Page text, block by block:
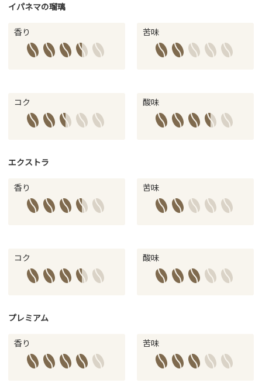
イパネマの瑠璃
香り 苦味
コク 酸味
エクストラ
香り 苦味
コク 酸味
プレミアム
香り 苦味